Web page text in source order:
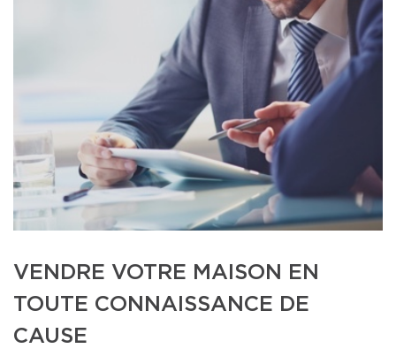
VENDRE VOTRE MAISON EN
TOUTE CONNAISSANCE DE
CAUSE